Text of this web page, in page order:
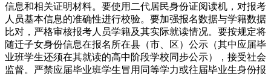
信息和相关证明材料。要使用二代居民身份证阅读机，对报考
人员基本信息的准确性进行校验。要加强报名数据与学籍数据
比对，严格审核报考人员学籍及其实际就读情况。要按规定将
随迁子女身份信息在报名所在县（市、区）公示（其中应届毕
业班学生还须在其就读的高中阶段学校同步公示），接受社会
监督。严禁应届毕业班学生冒用同等学力或往届毕业生身份报